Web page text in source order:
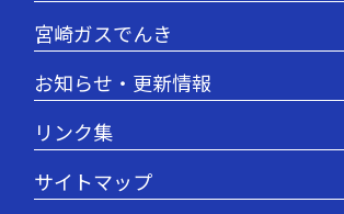
宮崎ガスでんき
お知らせ・更新情報
リンク集
サイトマップ